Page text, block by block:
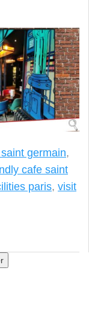
germain,
cafe saint
paris, visit